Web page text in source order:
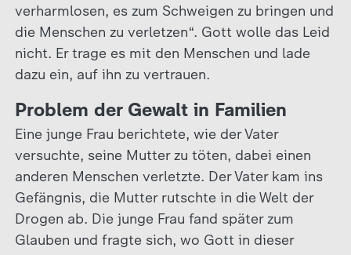
verharmlosen, es zum Schweigen zu bringen und
die Menschen zu verletzen“. Gott wolle das Leid
nicht. Er trage es mit den Menschen und lade
dazu ein, auf ihn zu vertrauen.
Problem der Gewalt in Familien
Eine junge Frau berichtete, wie der Vater
versuchte, seine Mutter zu töten, dabei einen
anderen Menschen verletzte. Der Vater kam ins
Gefängnis, die Mutter rutschte in die Welt der
Drogen ab. Die junge Frau fand später zum
Glauben und fragte sich, wo Gott in dieser